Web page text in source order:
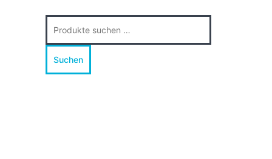
nach:
Suchen